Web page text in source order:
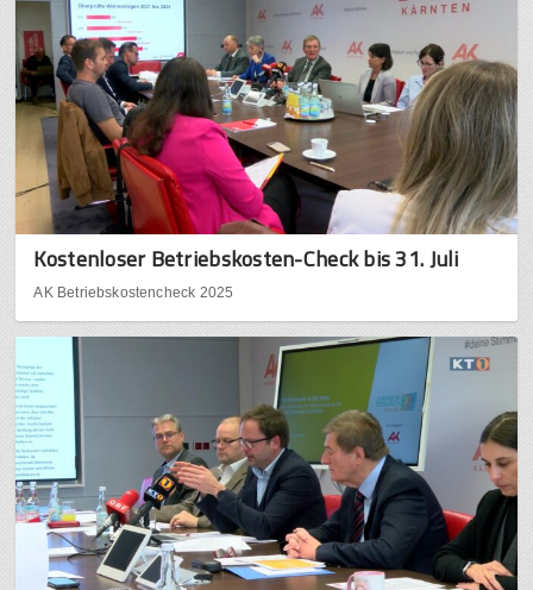
Kostenloser Betriebskosten-Check bis 31. Juli
AK Betriebskostencheck 2025